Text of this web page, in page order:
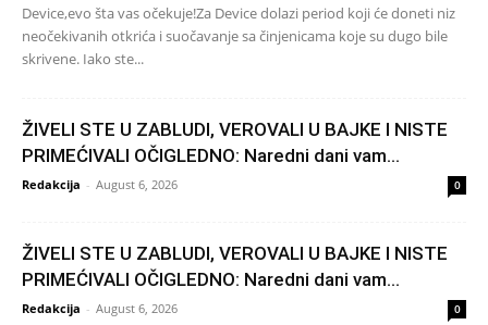
Device,evo šta vas očekuje!Za Device dolazi period koji će doneti niz
neočekivanih otkrića i suočavanje sa činjenicama koje su dugo bile
skrivene. Iako ste...
ŽIVELI STE U ZABLUDI, VEROVALI U BAJKE I NISTE
PRIMEĆIVALI OČIGLEDNO: Naredni dani vam...
Redakcija - August 6, 2026 0
ŽIVELI STE U ZABLUDI, VEROVALI U BAJKE I NISTE
PRIMEĆIVALI OČIGLEDNO: Naredni dani vam...
Redakcija - August 6, 2026 0